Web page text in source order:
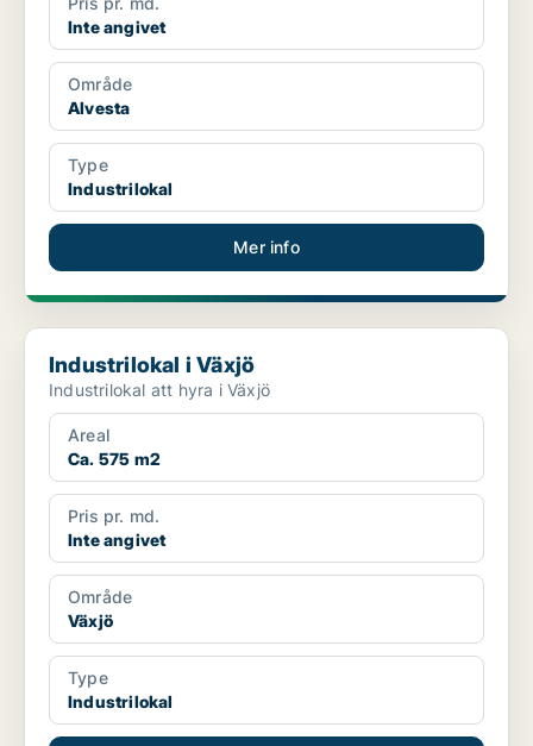
Inte angivet
Område
Alvesta
Type
Industrilokal
Mer info
Industrilokal i Växjö
Industrilokal i Växjö
Industrilokal att hyra i Växjö
Areal
Ca. 575 m2
Pris pr. md.
Inte angivet
Område
Växjö
Type
Industrilokal